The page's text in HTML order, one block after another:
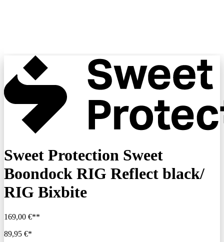
Sweet Protection Sweet
Boondock RIG Reflect black/
RIG Bixbite
169,00 €**
89,95 €*